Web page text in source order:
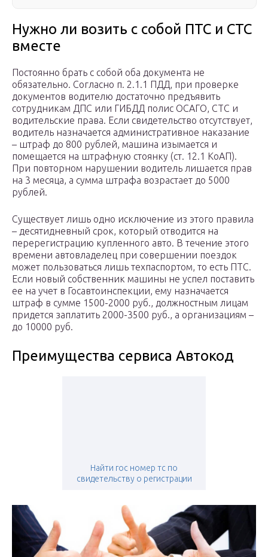
Нужно ли возить с собой ПТС и СТС
вместе
Постоянно брать с собой оба документа не
обязательно. Согласно п. 2.1.1 ПДД, при проверке
документов водителю достаточно предъявить
сотрудникам ДПС или ГИБДД полис ОСАГО, СТС и
водительские права. Если свидетельство отсутствует,
водитель назначается административное наказание
– штраф до 800 рублей, машина изымается и
помещается на штрафную стоянку (ст. 12.1 КоАП).
При повторном нарушении водитель лишается прав
на 3 месяца, а сумма штрафа возрастает до 5000
рублей.
Существует лишь одно исключение из этого правила
– десятидневный срок, который отводится на
перерегистрацию купленного авто. В течение этого
времени автовладелец при совершении поездок
может пользоваться лишь техпаспортом, то есть ПТС.
Если новый собственник машины не успел поставить
ее на учет в Госавтоинспекции, ему назначается
штраф в сумме 1500-2000 руб., должностным лицам
придется заплатить 2000-3500 руб., а организациям –
до 10000 руб.
Преимущества сервиса Автокод
Найти гос номер тс по
свидетельству о регистрации